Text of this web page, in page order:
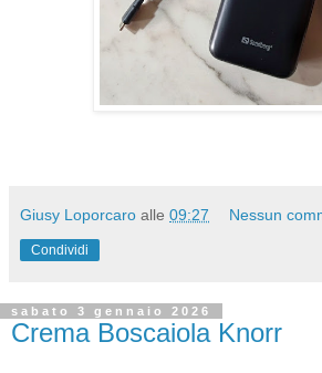
Giusy Loporcaro alle 09:27 Nessun
Condividi
sabato 3 gennaio 2026
Crema Boscaiola Knorr